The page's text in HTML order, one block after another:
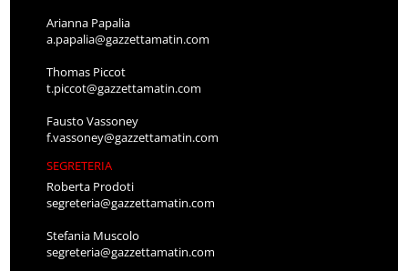
Arianna Papalia
a.papalia@gazzettamatin.com
Thomas Piccot
t.piccot@gazzettamatin.com
Fausto Vassoney
f.vassoney@gazzettamatin.com
SEGRETERIA
Roberta Prodoti
segreteria@gazzettamatin.com
Stefania Muscolo
segreteria@gazzettamatin.com